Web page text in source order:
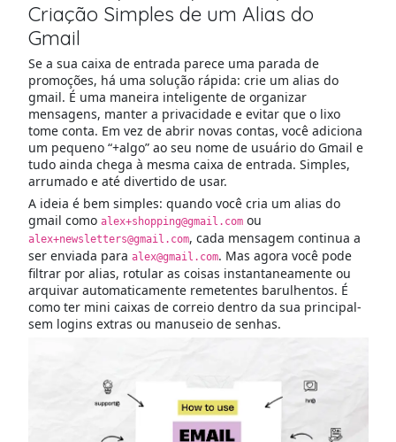
Criação Simples de um Alias do
Gmail
Se a sua caixa de entrada parece uma parada de
promoções, há uma solução rápida: crie um alias do
gmail. É uma maneira inteligente de organizar
mensagens, manter a privacidade e evitar que o lixo
tome conta. Em vez de abrir novas contas, você adiciona
um pequeno “+algo” ao seu nome de usuário do Gmail e
tudo ainda chega à mesma caixa de entrada. Simples,
arrumado e até divertido de usar.
A ideia é bem simples: quando você cria um alias do
gmail como alex+shopping@gmail.comou
alex+newsletters@gmail.com, cada mensagem continua a
ser enviada para alex@gmail.com. Mas agora você pode
filtrar por alias, rotular as coisas instantaneamente ou
arquivar automaticamente remetentes barulhentos. É
como ter mini caixas de correio dentro da sua principal-
sem logins extras ou manuseio de senhas.